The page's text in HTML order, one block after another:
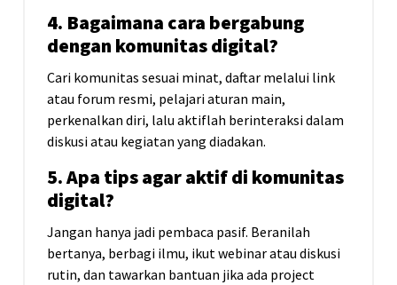
4. Bagaimana cara bergabung
dengan komunitas digital?
Cari komunitas sesuai minat, daftar melalui link
atau forum resmi, pelajari aturan main,
perkenalkan diri, lalu aktiflah berinteraksi dalam
diskusi atau kegiatan yang diadakan.
5. Apa tips agar aktif di komunitas
digital?
Jangan hanya jadi pembaca pasif. Beranilah
bertanya, berbagi ilmu, ikut webinar atau diskusi
rutin, dan tawarkan bantuan jika ada project